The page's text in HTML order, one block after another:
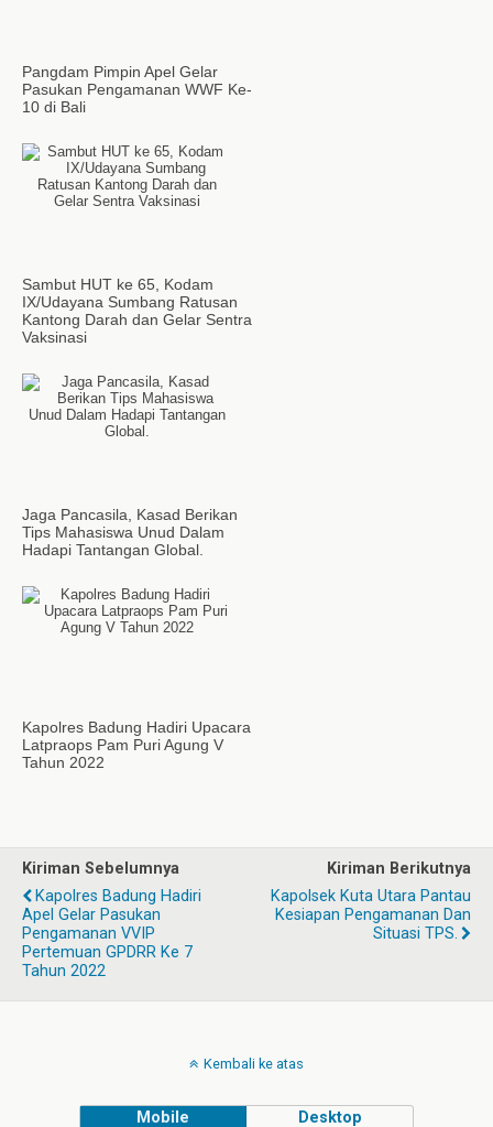
Pangdam Pimpin Apel Gelar
Pasukan Pengamanan WWF Ke-
10 di Bali
Sambut HUT ke 65, Kodam
IX/Udayana Sumbang Ratusan
Kantong Darah dan Gelar Sentra
Vaksinasi
Jaga Pancasila, Kasad Berikan
Tips Mahasiswa Unud Dalam
Hadapi Tantangan Global.
Kapolres Badung Hadiri Upacara
Latpraops Pam Puri Agung V
Tahun 2022
Kiriman Sebelumnya
Kapolres Badung Hadiri
Apel Gelar Pasukan
Pengamanan VVIP
Pertemuan GPDRR Ke 7
Tahun 2022
Kiriman Berikutnya
Kapolsek Kuta Utara Pantau
Kesiapan Pengamanan Dan
Situasi TPS.
Kembali ke atas
Mobile Desktop